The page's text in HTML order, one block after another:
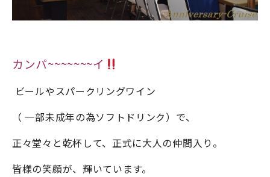
カンパ~~~~~~~イ
ビールやスパークリングワイン
（ 一部未成年の為ソフトドリンク）で、
正々堂々と乾杯して、正式に大人の仲間入り。
皆様の笑顔が、輝いています。